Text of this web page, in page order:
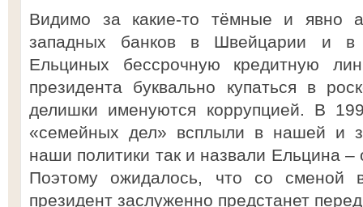
Видимо за какие-то тёмные и явно
западных банков в Швейцарии и
Ельциных бессрочную кредитную
президента буквально купаться в
делишки именуются коррупцией. В
«семейных дел» всплыли в нашей и
наши политики так и назвали Ельцина –
Поэтому ожидалось, что со сменой
президент заслуженно предстанет